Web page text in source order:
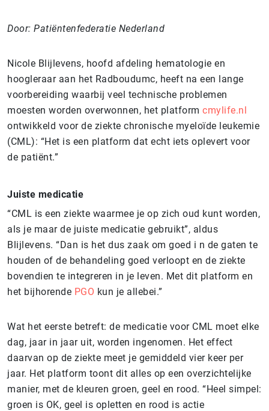
Door: Patiëntenfederatie Nederland
Nicole Blijlevens, hoofd afdeling hematologie en
hoogleraar aan het Radboudumc, heeft na een lange
voorbereiding waarbij veel technische problemen
moesten worden overwonnen, het platform cmylife.nl
ontwikkeld voor de ziekte chronische myeloïde leukemie
(CML): “Het is een platform dat echt iets oplevert voor
de patiënt.”
Juiste medicatie
“CML is een ziekte waarmee je op zich oud kunt worden,
als je maar de juiste medicatie gebruikt”, aldus
Blijlevens. “Dan is het dus zaak om goed i n de gaten te
houden of de behandeling goed verloopt en de ziekte
bovendien te integreren in je leven. Met dit platform en
het bijhorende PGO kun je allebei.”
Wat het eerste betreft: de medicatie voor CML moet elke
dag, jaar in jaar uit, worden ingenomen. Het effect
daarvan op de ziekte meet je gemiddeld vier keer per
jaar. Het platform toont dit alles op een overzichtelijke
manier, met de kleuren groen, geel en rood. “Heel simpel:
groen is OK, geel is opletten en rood is actie